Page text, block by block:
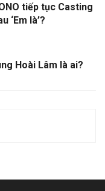
tiếp tục Casting
‘Em là’?
Hoài Lâm là ai?